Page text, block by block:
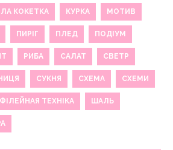
КОКЕТКА КУРКА МОТИВ
ПИРІГ ПЛЕД ПОДІУМ
РИБА САЛАТ СВЕТР
СУКНЯ СХЕМА СХЕМИ
ФІЛЕЙНАЯ ТЕХНІКА ШАЛЬ